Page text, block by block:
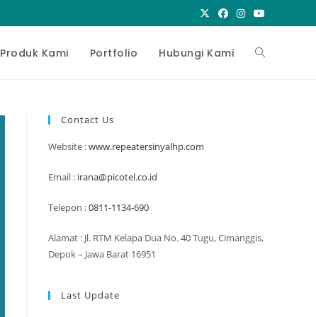
Produk Kami Portfolio Hubungi Kami Toggle
Contact Us
Website :www.repeatersinyalhp.com
Email : irana@picotel.co.id
Telepon :0811-1134-690
Alamat : Jl. RTM Kelapa Dua No. 40 Tugu, Cimanggis,
Depok – Jawa Barat 16951
Last Update